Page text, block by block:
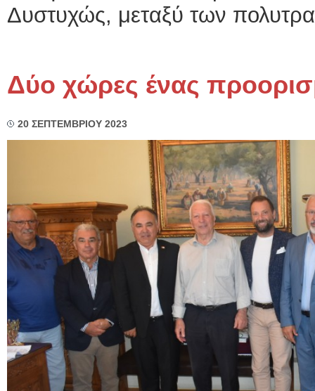
Δυστυχώς, μεταξύ των
Δύο χώρες ένας
20 ΣΕΠΤΕΜΒΡΙΟΥ 2023